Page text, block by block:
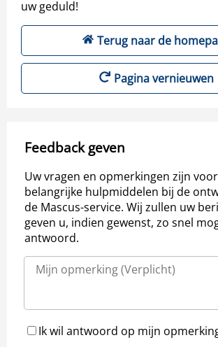
uw geduld!
Terug naar de
Pagina vernieuwen
Feedback geven
Uw vragen en opmerkingen zijn
belangrijke hulpmiddelen bij de
de Mascus-service. Wij zullen uw
geven u, indien gewenst, zo snel
antwoord.
Ik wil antwoord op mijn